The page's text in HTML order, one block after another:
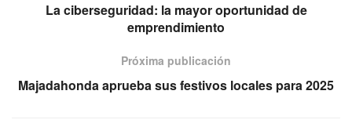
La ciberseguridad: la mayor oportunidad de
emprendimiento
Próxima publicación
Majadahonda aprueba sus festivos locales para 2025